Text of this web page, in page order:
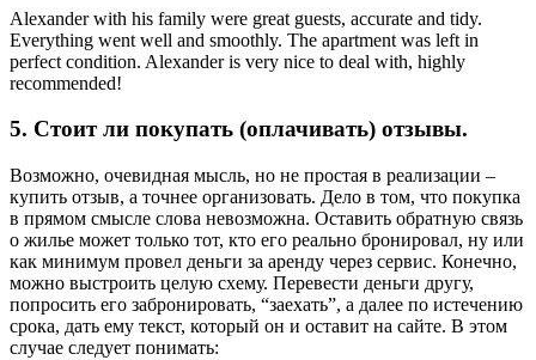
Alexander with his family were great guests, accurate and tidy.
Everything went well and smoothly. The apartment was left in
perfect condition. Alexander is very nice to deal with, highly
recommended!
5. Стоит ли покупать (оплачивать) отзывы.
Возможно, очевидная мысль, но не простая в реализации –
купить отзыв, а точнее организовать. Дело в том, что покупка
в прямом смысле слова невозможна. Оставить обратную связь
о жилье может только тот, кто его реально бронировал, ну или
как минимум провел деньги за аренду через сервис. Конечно,
можно выстроить целую схему. Перевести деньги другу,
попросить его забронировать, “заехать”, а далее по истечению
срока, дать ему текст, который он и оставит на сайте. В этом
случае следует понимать: